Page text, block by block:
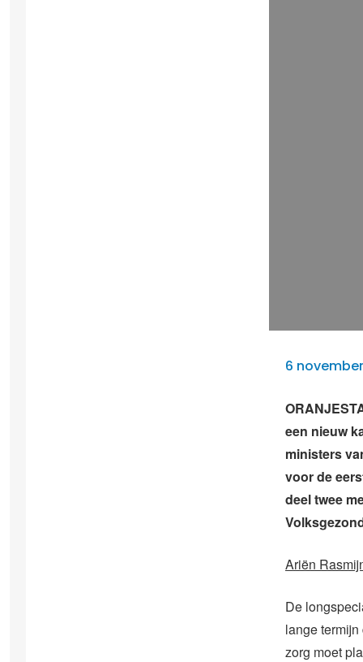
6
een nieuw
ministers
voor de
deel twee
Ariën
De
lange
zorg moet